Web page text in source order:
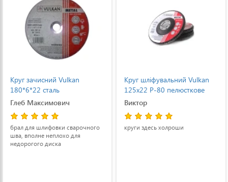
Круг шліфувальний Vulkan
125x22 P-80 пелюсткове
Виктор
круги здесь холроши
Круг шліфувальний
125x22 P40
Нормальний круг.